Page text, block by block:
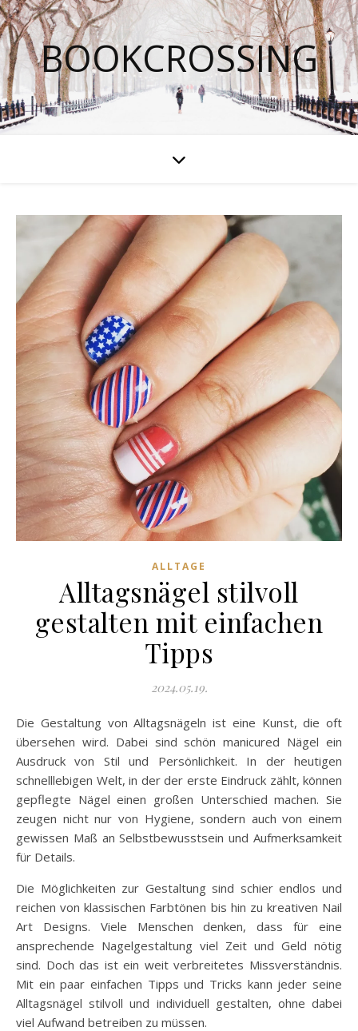
BOOKCROSSING
ALLTAGE
Alltagsnägel stilvoll
gestalten mit einfachen
Tipps
2024.05.19.
Die Gestaltung von Alltagsnägeln ist eine Kunst, die oft
übersehen wird. Dabei sind schön manicured Nägel ein
Ausdruck von Stil und Persönlichkeit. In der heutigen
schnelllebigen Welt, in der der erste Eindruck zählt, können
gepflegte Nägel einen großen Unterschied machen. Sie
zeugen nicht nur von Hygiene, sondern auch von einem
gewissen Maß an Selbstbewusstsein und Aufmerksamkeit
für Details.
Die Möglichkeiten zur Gestaltung sind schier endlos und
reichen von klassischen Farbtönen bis hin zu kreativen Nail
Art Designs. Viele Menschen denken, dass für eine
ansprechende Nagelgestaltung viel Zeit und Geld nötig
sind. Doch das ist ein weit verbreitetes Missverständnis.
Mit ein paar einfachen Tipps und Tricks kann jeder seine
Alltagsnägel stilvoll und individuell gestalten, ohne dabei
viel Aufwand betreiben zu müssen.